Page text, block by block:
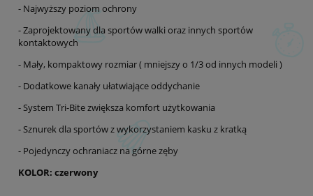
- Najwyższy poziom ochrony
- Zaprojektowany dla sportów walki oraz innych sportów
kontaktowych
- Mały, kompaktowy rozmiar ( mniejszy o 1/3 od innych modeli )
- Dodatkowe kanały ułatwiające oddychanie
- System Tri-Bite zwiększa komfort użytkowania
- Sznurek dla sportów z wykorzystaniem kasku z kratką
- Pojedynczy ochraniacz na górne zęby
KOLOR: czerwony